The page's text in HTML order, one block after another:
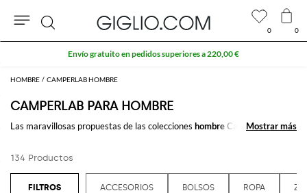
HOMBRE CAMPERLAB HOMBRE
CAMPERLAB PARA HOMBRE
Las maravillosas propuestas de las colecciones hombre CamperLab. La
Compra las fantasticas colecciones
Ver todoCAMPERLAB
Mostrar más
Mostrar más
134 Productos
ACCESORIOS BOLSOS ROPA
0 0
Buscar